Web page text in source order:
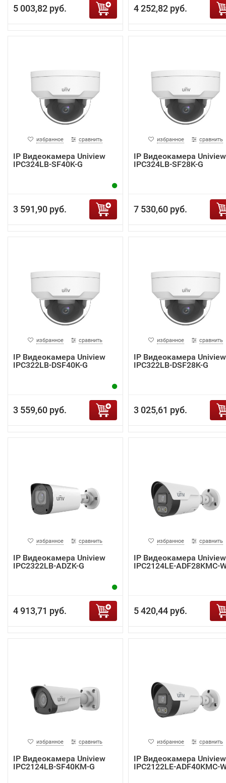
5 003,82 руб. 4 252,82 руб.
избранное сравнить
IP Видеокамера Uniview
IPC324LB-SF40K-G
3 591,90 руб.
избранное сравнить
IP Видеокамера Uniview
IPC324LB-SF28K-G
7 530,60 руб.
избранное сравнить
IP Видеокамера Uniview
IPC322LB-DSF40K-G
3 559,60 руб.
избранное сравнить
IP Видеокамера Uniview
IPC322LB-DSF28K-G
3 025,61 руб.
избранное сравнить
IP Видеокамера Uniview
IPC2322LB-ADZK-G
4 913,71 руб.
избранное сравнить
IP Видеокамера Uniview
IPC2124LE-ADF28KMC-
5 420,44 руб.
избранное сравнить
IP Видеокамера Uniview
IPC2124LB-SF40KM-G
избранное сравнить
IP Видеокамера Uniview
IPC2122LE-ADF40KMC-